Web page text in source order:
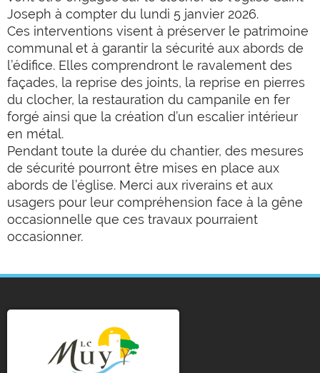
Joseph à compter du lundi 5 janvier 2026.
Ces interventions visent à préserver le patrimoine
communal et à garantir la sécurité aux abords de
l’édifice. Elles comprendront le ravalement des
façades, la reprise des joints, la reprise en pierres
du clocher, la restauration du campanile en fer
forgé ainsi que la création d’un escalier intérieur
en métal.
Pendant toute la durée du chantier, des mesures
de sécurité pourront être mises en place aux
abords de l’église. Merci aux riverains et aux
usagers pour leur compréhension face à la gêne
occasionnelle que ces travaux pourraient
occasionner.